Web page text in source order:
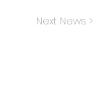
Next News >